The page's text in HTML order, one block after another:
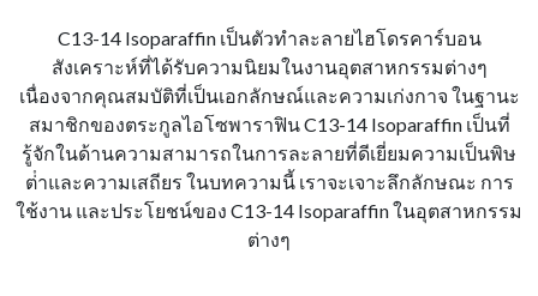
C13-14 Isoparaffin เป็นตัวทําละลายไฮโดรคาร์บอน
สังเคราะห์ที่ได้รับความนิยมในงานอุตสาหกรรมต่างๆ
เนื่องจากคุณสมบัติที่เป็นเอกลักษณ์และความเก่งกาจ ในฐานะ
สมาชิกของตระกูลไอโซพาราฟิน C13-14 Isoparaffin เป็นที่
รู้จักในด้านความสามารถในการละลายที่ดีเยี่ยมความเป็นพิษ
ต่ําและความเสถียร ในบทความนี้ เราจะเจาะลึกลักษณะ การ
ใช้งาน และประโยชน์ของ C13-14 Isoparaffin ในอุตสาหกรรม
ต่างๆ